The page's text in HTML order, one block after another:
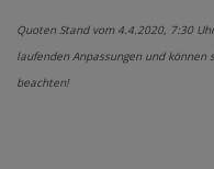
Quoten Stand vom 4.4.2020, 7:30
laufenden Anpassungen und
beachten!